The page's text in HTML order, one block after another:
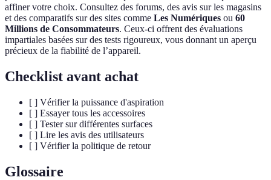
affiner votre choix. Consultez des forums, des avis sur les magasins
et des comparatifs sur des sites comme Les Numériques ou 60
Millions de Consommateurs. Ceux-ci offrent des évaluations
impartiales basées sur des tests rigoureux, vous donnant un aperçu
précieux de la fiabilité de l’appareil.
Checklist avant achat
[ ] Vérifier la puissance d'aspiration
[ ] Essayer tous les accessoires
[ ] Tester sur différentes surfaces
[ ] Lire les avis des utilisateurs
[ ] Vérifier la politique de retour
Glossaire